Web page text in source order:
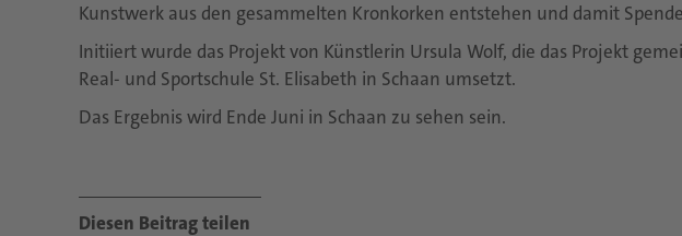
Kunstwerk aus den gesammelten Kronkorken entstehen und damit
Initiiert wurde das Projekt von Künstlerin Ursula Wolf, die das Projekt
Real- und Sportschule St. Elisabeth in Schaan umsetzt.
Das Ergebnis wird Ende Juni in Schaan zu sehen sein.